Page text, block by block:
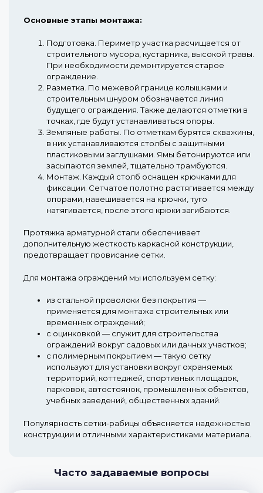
Основные этапы монтажа:
Подготовка. Периметр участка расчищается от
строительного мусора, кустарника, высокой травы.
При необходимости демонтируется старое
ограждение.
Разметка. По межевой границе колышками и
строительным шнуром обозначается линия
будущего ограждения. Также делаются отметки в
точках, где будут устанавливаться опоры.
Земляные работы. По отметкам бурятся скважины,
в них устанавливаются столбы с защитными
пластиковыми заглушками. Ямы бетонируются или
засыпаются землей, тщательно трамбуются.
Монтаж. Каждый столб оснащен крючками для
фиксации. Сетчатое полотно растягивается между
опорами, навешивается на крючки, туго
натягивается, после этого крюки загибаются.
Протяжка арматурной стали обеспечивает
дополнительную жесткость каркасной конструкции,
предотвращает провисание сетки.
Для монтажа ограждений мы используем сетку:
из стальной проволоки без покрытия —
применяется для монтажа строительных или
временных ограждений;
с оцинковкой — служит для строительства
ограждений вокруг садовых или дачных участков;
с полимерным покрытием — такую сетку
используют для установки вокруг охраняемых
территорий, коттеджей, спортивных площадок,
парковок, автостоянок, промышленных объектов,
учебных заведений, общественных зданий.
Популярность сетки-рабицы объясняется надежностью
конструкции и отличными характеристиками материала.
Часто задаваемые вопросы